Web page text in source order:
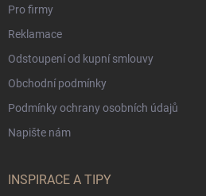
Pro firmy
Reklamace
Odstoupení od kupní smlouvy
Obchodní podmínky
Podmínky ochrany osobních údajů
Napište nám
INSPIRACE A TIPY